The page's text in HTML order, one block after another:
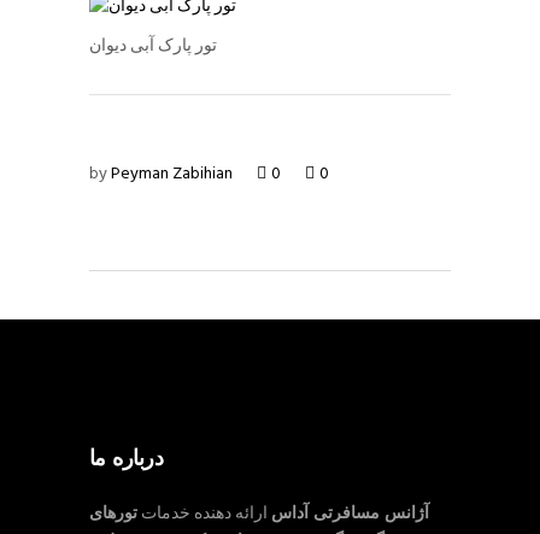
تور پارک آبی دیوان
byPeyman Zabihian 0 0
درباره ما
آژانس مسافرتی آداس ارائه دهنده خدماتتورهای